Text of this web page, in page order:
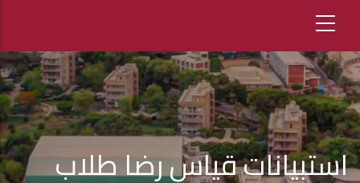
استبيانات قياس رضا طلاب